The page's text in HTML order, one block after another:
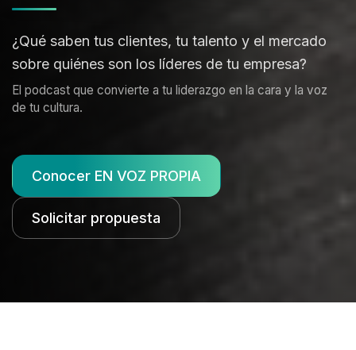
¿Qué saben tus clientes, tu talento y el mercado
sobre quiénes son los líderes de tu empresa?
El podcast que convierte a tu liderazgo en la cara y la voz
de tu cultura.
Conocer EN VOZ PROPIA
Solicitar propuesta